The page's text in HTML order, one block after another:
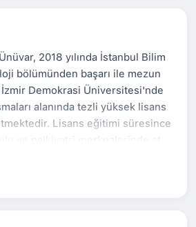
2018 yılında İstanbul Bilim
bölümünden başarı ile mezun
Demokrasi Üniversitesi'nde
alanında tezli yüksek lisans
Lisans eğitimi süresince
ve psikiyatri merkezlerinde staj
Mezuniyetinin ardından